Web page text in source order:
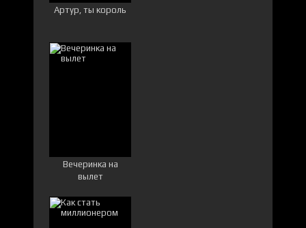
Артур, ты король
Вечеринка на
вылет